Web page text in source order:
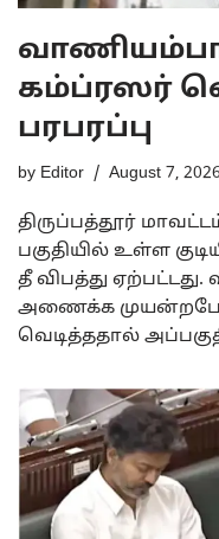
கம்ப்ரஸர்
பரபரப்பு
by Editor August 7, 2026
திருப்பத்தூர்
பகுதியில் உள்ள
தீ விபத்து ஏற்பட்டது.
அணைக்க
வெடித்ததால்